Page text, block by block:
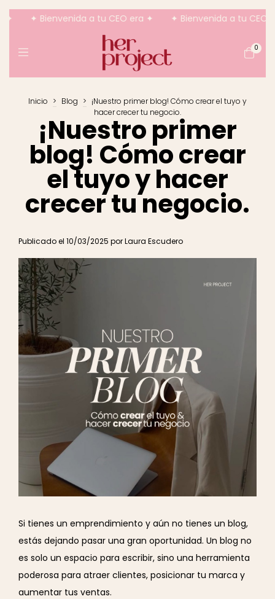
✦ Bienvenida a tu CEO era ✦ ✦ Bienvenida a tu CEO era
0
Inicio > Blog > ¡Nuestro primer blog! Cómo crear el tuyo y
hacer crecer tu negocio.
¡Nuestro primer
blog! Cómo crear
el tuyo y hacer
crecer tu negocio.
Publicado el 10/03/2025 por Laura Escudero
Si tienes un emprendimiento y aún no tienes un blog,
estás dejando pasar una gran oportunidad. Un blog no
es solo un espacio para escribir, sino una herramienta
poderosa para atraer clientes, posicionar tu marca y
aumentar tus ventas.